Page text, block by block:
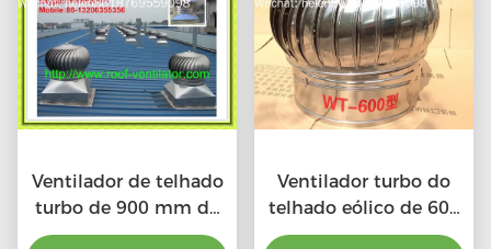
Ventilador de telhado
turbo de 900 mm de
grande porte, movido
Ventilador turbo do
telhado eólico de 600
mm para oficina de